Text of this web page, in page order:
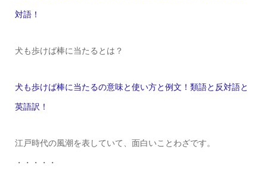
対語！
犬も歩けば棒に当たるとは？
犬も歩けば棒に当たるの意味と使い方と例文！類語と反対語と
英語訳！
江戸時代の風潮を表していて、面白いことわざです。
・・・・・